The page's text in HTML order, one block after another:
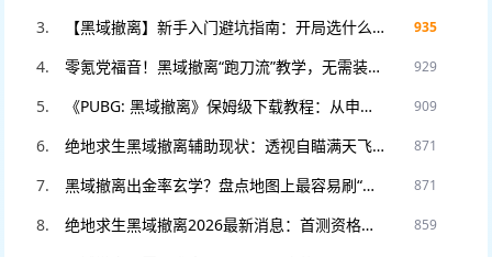
【黑域撤离】新手入门避坑指南：开局选什么职业？这3个错误千万别犯！ 935
零氪党福音！黑域撤离“跑刀流”教学，无需装备也能把把血赚撤离。 929
《PUBG: 黑域撤离》保姆级下载教程：从申请资格到进入游戏，看这一篇就够了！ 909
绝地求生黑域撤离辅助现状：透视自瞄满天飞？教你如何安全“科技”防封。 871
黑域撤离出金率玄学？盘点地图上最容易刷“大金”的5个隐藏点位！ 871
绝地求生黑域撤离2026最新消息：首测资格如何申请？官网预约入口在此。 859